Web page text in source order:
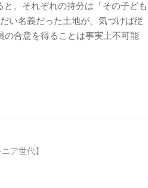
、それぞれの持分は「その子ども
い名義だった土地が、気づけば従
の合意を得ることは事実上不可能
ア世代】